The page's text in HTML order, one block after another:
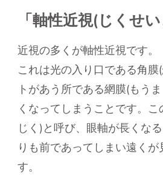
「軸性近視(じくせ
近視の多くが軸性近視です。
これは光の入り口である角
トがあう所である網膜(もう
くなってしまうことです。
じく)と呼び、眼軸が長くな
りも前であってしまい遠くが
す。